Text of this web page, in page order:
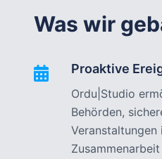
Was wir
Proaktive
Ordu|Studio
Behörden,